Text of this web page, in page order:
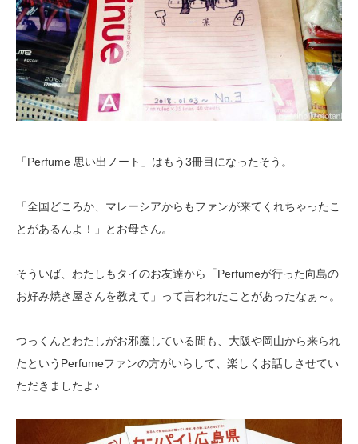
「Perfume 思い出ノート」はもう3冊目になったそう。
「全国どころか、マレーシアからもファンが来てくれちゃったこ
とがあるんよ！」とお母さん。
そういば、わたしもタイのお友達から「Perfumeが行った向島の
お好み焼き屋さんを教えて」って言われたことがあったなぁ～。
つっくんとわたしがお邪魔している間も、大阪や岡山から来られ
たというPerfumeファンの方がいらして、楽しくお話しさせてい
ただきましたよ♪